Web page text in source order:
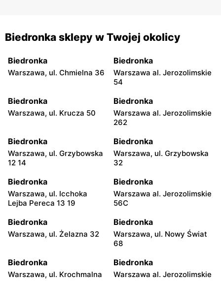
Biedronka sklepy w Twojej okolicy
Biedronka
Warszawa, ul. Chmielna 36
Biedronka
Warszawa al. Jerozolimskie
54
Biedronka
Warszawa, ul. Krucza 50
Biedronka
Warszawa al. Jerozolimskie
262
Biedronka
Warszawa, ul. Grzybowska
12 14
Biedronka
Warszawa, ul. Grzybowska
32
Biedronka
Warszawa, ul. Icchoka
Lejba Pereca 13 19
Biedronka
Warszawa al. Jerozolimskie
56C
Biedronka
Warszawa, ul. Żelazna 32
Biedronka
Warszawa, ul. Nowy Świat
68
Biedronka
Warszawa, ul. Krochmalna
Biedronka
Warszawa al. Jerozolimskie